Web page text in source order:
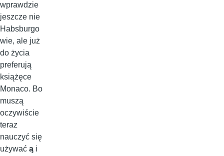
wprawdzie
jeszcze nie
Habsburgo
wie, ale już
do życia
preferują
książęce
Monaco. Bo
muszą
oczywiście
teraz
nauczyć się
używać ą i